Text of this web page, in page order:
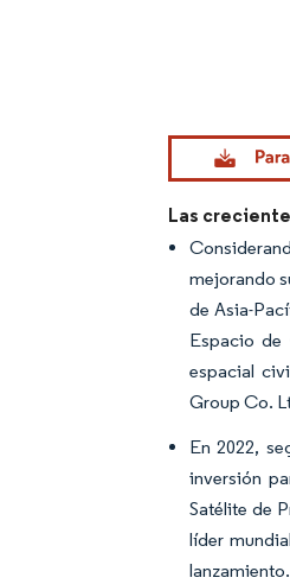
Imagen © Mordor
Las
mejorando
de Asia-
Espacio de
espacial
Group Co.
En 2022,
inversión
Satélite de
líder